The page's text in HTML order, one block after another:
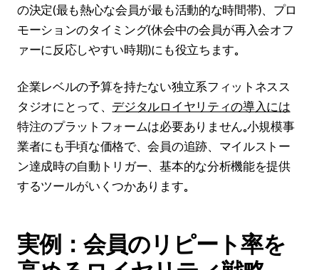
の決定（最も熱心な会員が最も活動的な時間帯）、プロ
モーションのタイミング（休会中の会員が再入会オフ
ァーに反応しやすい時期）にも役立ちます。
企業レベルの予算を持たない独立系フィットネスス
タジオにとって、 デジタルロイヤリティの導入には
特注のプラットフォームは必要ありません。小規模事
業者にも手頃な価格で、会員の追跡、マイルストー
ン達成時の自動トリガー、基本的な分析機能を提供
するツールがいくつかあります。
実例：会員のリピート率を